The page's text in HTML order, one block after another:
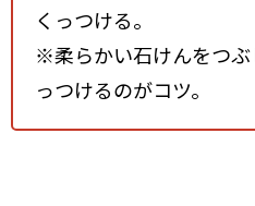
くっつける。
※柔らかい石けんをつぶ
っつけるのがコツ。